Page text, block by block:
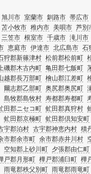
旭川市 室蘭市 釧路市 帯広市
苫小牧市 稚内市 美唄市 芦別
三笠市 根室市 千歳市 滝川市
恵庭市 伊達市 北広島市 石
狩郡新篠津村 松前郡松前町
磯郡木古内町 亀田郡七飯町
越郡長万部町 檜山郡江差町
爾志郡乙部町 奥尻郡奥尻町
島牧郡島牧村 寿都郡寿都町
田郡ニセコ町 虻田郡真狩村
虻田郡京極町 虻田郡倶知安町
宇郡泊村 古宇郡神恵内村 積
市郡余市町 余市郡赤井川村
空知郡上砂川町 夕張郡由仁町
戸郡月形町 樺戸郡浦臼町 樺
雨竜郡秩父別町 雨竜郡雨竜町